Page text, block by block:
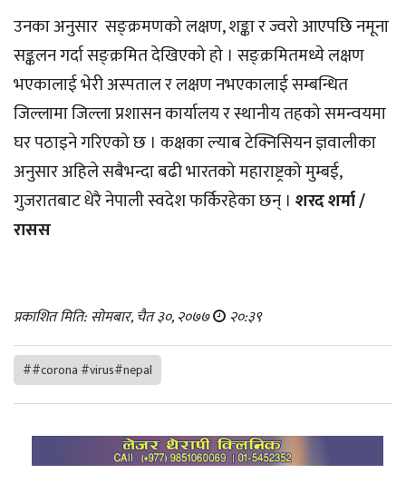
उनका अनुसार सङ्क्रमणको लक्षण, शङ्का र ज्वरो आएपछि नमूना
सङ्कलन गर्दा सङ्क्रमित देखिएको हो । सङ्क्रमितमध्ये लक्षण
भएकालाई भेरी अस्पताल र लक्षण नभएकालाई सम्बन्धित
जिल्लामा जिल्ला प्रशासन कार्यालय र स्थानीय तहको समन्वयमा
घर पठाइने गरिएको छ । कक्षका ल्याब टेक्निसियन ज्ञवालीका
अनुसार अहिले सबैभन्दा बढी भारतको महाराष्ट्रको मुम्बई,
गुजरातबाट धेरै नेपाली स्वदेश फर्किरहेका छन् । शरद शर्मा /
रासस
प्रकाशित मिति: सोमबार, चैत ३०, २०७७ २०:३९
##corona #virus#nepal